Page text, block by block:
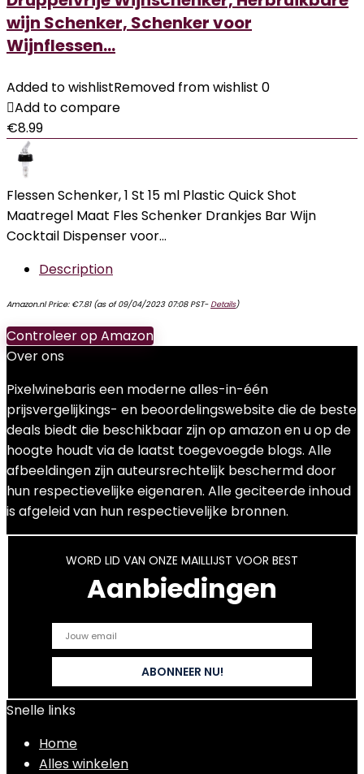
wijn Schenker, Schenker voor
Wijnflessen…
Added to wishlistRemoved from wishlist 0
Add to compare
€8.99
Flessen Schenker, 1 St 15 ml Plastic Quick Shot
Maatregel Maat Fles Schenker Drankjes Bar Wijn
Cocktail Dispenser voor…
Description
Amazon.nl Price: €7.81(as of 09/04/2023 07:08 PST-Details)
Controleer op Amazon
Over ons
Pixelwinebaris een moderne alles-in-één
prijsvergelijkings- en beoordelingswebsite die de beste
deals biedt die beschikbaar zijn op amazon en u op de
hoogte houdt via de laatst toegevoegde blogs. Alle
afbeeldingen zijn auteursrechtelijk beschermd door
hun respectievelijke eigenaren. Alle geciteerde inhoud
is afgeleid van hun respectievelijke bronnen.
WORD LID VAN ONZE MAILLIJST VOOR BEST
Aanbiedingen
Snelle links
Home
Alles winkelen